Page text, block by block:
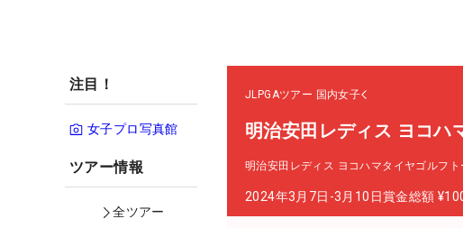
注目！
女子プロ写真館
ツアー情報
全ツアー
JLPGAツアー 国内女子
明治安田レディス ヨコハ
明治安田レディス ヨコハマタイヤゴルフト
2024年3月7日-3月10日賞金総額